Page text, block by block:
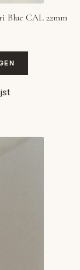
Blue CAL 22mm